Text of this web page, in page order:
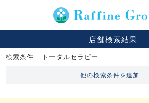
店舗検索結果
検索条件 トータルセラピー
他の検索条件を追加